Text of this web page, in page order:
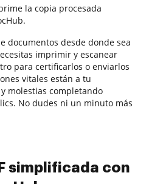
la copia procesada
documentos desde donde sea
imprimir y escanear
para certificarlos o enviarlos
vitales están a tu
molestias completando
No dudes ni un minuto más
simplificada con